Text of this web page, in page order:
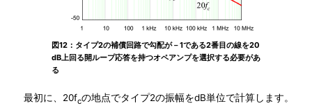
図12：タイプ2の補償回路で勾配が－1である2番目の線を20
dB上回る開ループ応答を持つオペアンプを選択する必要があ
る
最初に、20fcの地点でタイプ2の振幅をdB単位で計算します。